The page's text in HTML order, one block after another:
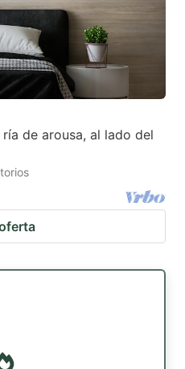
de arousa, al lado del